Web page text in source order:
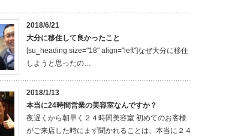
2018/6/21
大分に移住して良かったこと
[su_heading size="18" align="left"]なぜ大分に移住
しようと思ったの…
2018/1/13
本当に24時間営業の美容室なんですか？
夜遅くから朝早く２４時間美容室 初めてのお客様
がご来店した時にまず聞かれることは、本当に２４